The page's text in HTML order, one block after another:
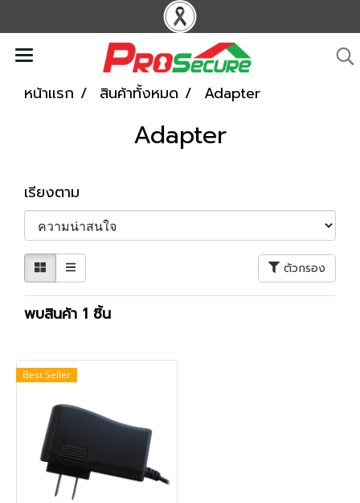
หน้าแรก สินค้าทั้งหมด Adapter
Adapter
เรียงตาม
ตัวกรอง
พบสินค้า 1 ชิ้น
Best Seller